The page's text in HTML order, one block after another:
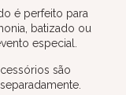
é perfeito para
batizado ou
especial.
são